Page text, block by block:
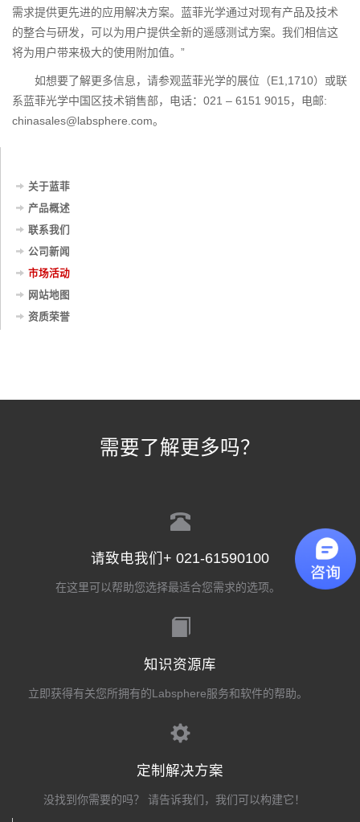
需求提供更先进的应用解决方案。蓝菲光学通过对现有产品及技术
的整合与研发，可以为用户提供全新的遥感测试方案。我们相信这
将为用户带来极大的使用附加值。”
如想要了解更多信息，请参观蓝菲光学的展位（E1,1710）或联
系蓝菲光学中国区技术销售部，电话：021 – 6151 9015，电邮:
chinasales@labsphere.com。
关于蓝菲
产品概述
联系我们
公司新闻
市场活动
网站地图
资质荣誉
需要了解更多吗？
请致电我们+ 021-61590100
在这里可以帮助您选择最适合您需求的选项。
知识资源库
立即获得有关您所拥有的Labsphere服务和软件的帮助。
定制解决方案
没找到你需要的吗？ 请告诉我们，我们可以构建它！